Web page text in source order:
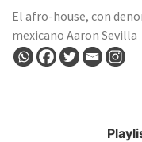
El afro-house, con
mexicano Aaron Sevilla